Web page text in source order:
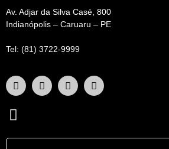
Av. Adjar da Silva Casé, 800
Indianópolis – Caruaru – PE
Tel: (81) 3722-9999